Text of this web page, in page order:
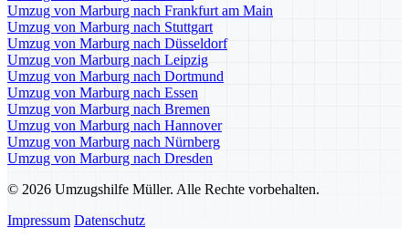
Umzug von Marburg nach Frankfurt am Main
Umzug von Marburg nach Stuttgart
Umzug von Marburg nach Düsseldorf
Umzug von Marburg nach Leipzig
Umzug von Marburg nach Dortmund
Umzug von Marburg nach Essen
Umzug von Marburg nach Bremen
Umzug von Marburg nach Hannover
Umzug von Marburg nach Nürnberg
Umzug von Marburg nach Dresden
© 2026 Umzugshilfe Müller. Alle Rechte vorbehalten.
Impressum Datenschutz